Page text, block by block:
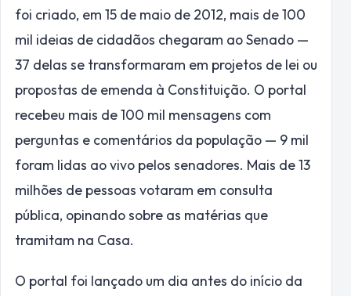
foi criado, em 15 de maio de 2012, mais de 100
mil ideias de cidadãos chegaram ao Senado —
37 delas se transformaram em projetos de lei ou
propostas de emenda à Constituição. O portal
recebeu mais de 100 mil mensagens com
perguntas e comentários da população — 9 mil
foram lidas ao vivo pelos senadores. Mais de 13
milhões de pessoas votaram em consulta
pública, opinando sobre as matérias que
tramitam na Casa.
O portal foi lançado um dia antes do início da